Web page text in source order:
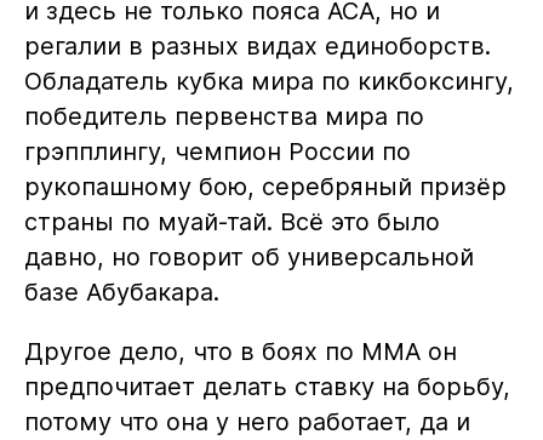
и здесь не только пояса АСА, но и
регалии в разных видах единоборств.
Обладатель кубка мира по кикбоксингу,
победитель первенства мира по
грэпплингу, чемпион России по
рукопашному бою, серебряный призёр
страны по муай-тай. Всё это было
давно, но говорит об универсальной
базе Абубакара.
Другое дело, что в боях по ММА он
предпочитает делать ставку на борьбу,
потому что она у него работает, да и